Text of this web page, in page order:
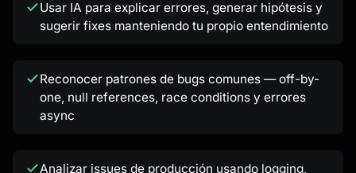
Usar IA para explicar errores, generar hipótesis y
sugerir fixes manteniendo tu propio entendimiento
Reconocer patrones de bugs comunes — off-by-
one, null references, race conditions y errores
async
Analizar issues de producción usando logging,